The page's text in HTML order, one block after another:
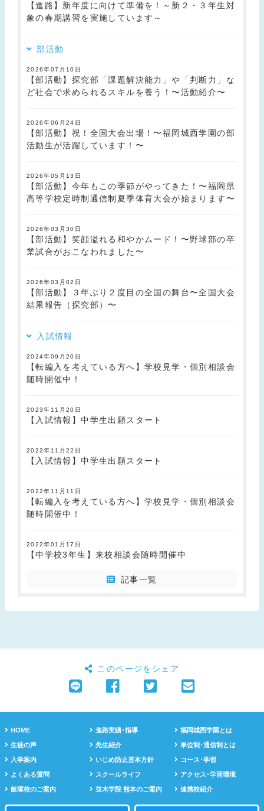
【進路】新年度に向けて準備を！～新２・３年生対
象の春期講習を実施しています～
部活動
2026年07月10日
【部活動】探究部「課題解決能力」や「判断力」な
ど社会で求められるスキルを養う！〜活動紹介〜
2026年06月24日
【部活動】祝！全国大会出場！〜福岡城西学園の部
活動生が活躍しています！〜
2026年05月13日
【部活動】今年もこの季節がやってきた！〜福岡県
高等学校定時制通信制夏季体育大会が始まります〜
2026年03月30日
【部活動】笑顔溢れる和やかムード！〜野球部の卒
業試合がおこなわれました〜
2026年03月02日
【部活動】３年ぶり２度目の全国の舞台〜全国大会
結果報告（探究部）〜
入試情報
2024年09月20日
【転編入を考えている方へ】学校見学・個別相談会
随時開催中！
2023年11月20日
【入試情報】中学生出願スタート
2022年11月22日
【入試情報】中学生出願スタート
2022年11月11日
【転編入を考えている方へ】学校見学・個別相談会
随時開催中！
2022年01月17日
【中学校3年生】来校相談会随時開催中
記事一覧
このページをシェア
HOME 進路実績･指導 福岡城西学園とは
生徒の声 先生紹介 単位制･通信制とは
入学案内 いじめ防止基本方針 コース･学習
よくある質問 スクールライフ アクセス･学習環境
飯塚校のご案内 並木学院 熊本のご案内 連携校紹介